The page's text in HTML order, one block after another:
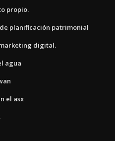
propio.
planificación patrimonial
digital.
agua
el asx